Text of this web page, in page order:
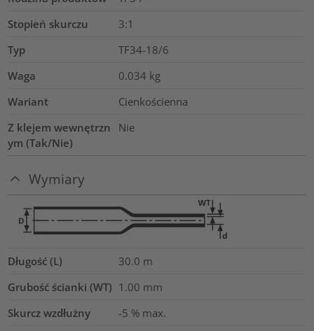
Stopień skurczu
3:1
Typ
TF34-18/6
Waga
0.034 kg
Wariant
Cienkościenna
Z klejem wewnętrzn
ym (Tak/Nie)
Nie
Wymiary
Długość (L) 30.0 m
Grubość ścianki (WT) 1.00 mm
Skurcz wzdłużny
-5 % max.